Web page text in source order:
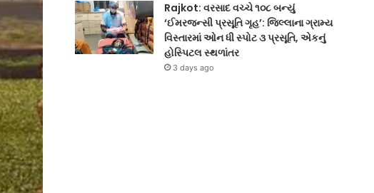
Rajkot: વરસાદ વચ્ચે ૧૦૮ બન્યું
‘ઈમરજન્સી પ્રસૂતિ ગૃહ’: જિલ્લાના ગ્રામ્ય
વિસ્તારમાં ઓન ધી સ્પોટ ૩ પ્રસૂતિ, એકનું
હોસ્પિટલ સ્થળાંતર
3 days ago